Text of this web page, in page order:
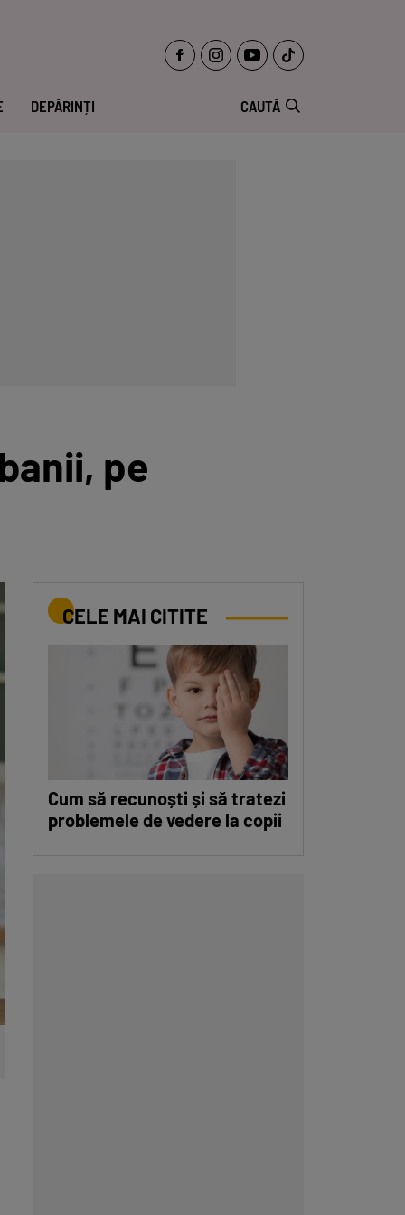
DEPĂRINȚI CAUTĂ
pe
CELE MAI CITITE
Cum să recunoști și să tratezi
problemele de vedere la copii